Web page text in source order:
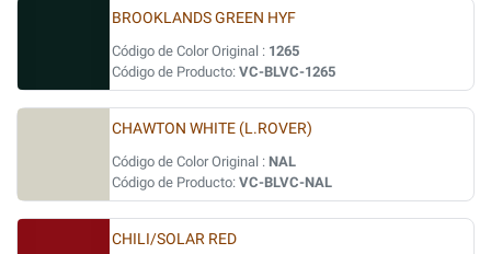
BROOKLANDS GREEN HYF
Código de Color Original : 1265
Código de Producto: VC-BLVC-1265
CHAWTON WHITE (L.ROVER)
Código de Color Original : NAL
Código de Producto: VC-BLVC-NAL
CHILI/SOLAR RED